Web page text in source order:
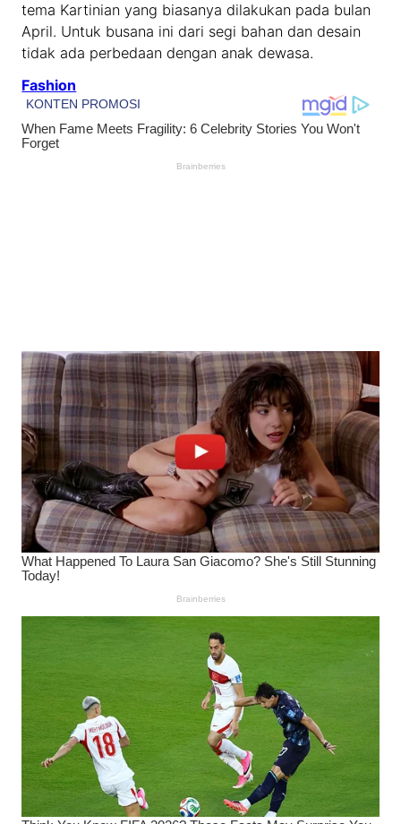
tema Kartinian yang biasanya dilakukan pada bulan
April. Untuk busana ini dari segi bahan dan desain
tidak ada perbedaan dengan anak dewasa.
Fashion